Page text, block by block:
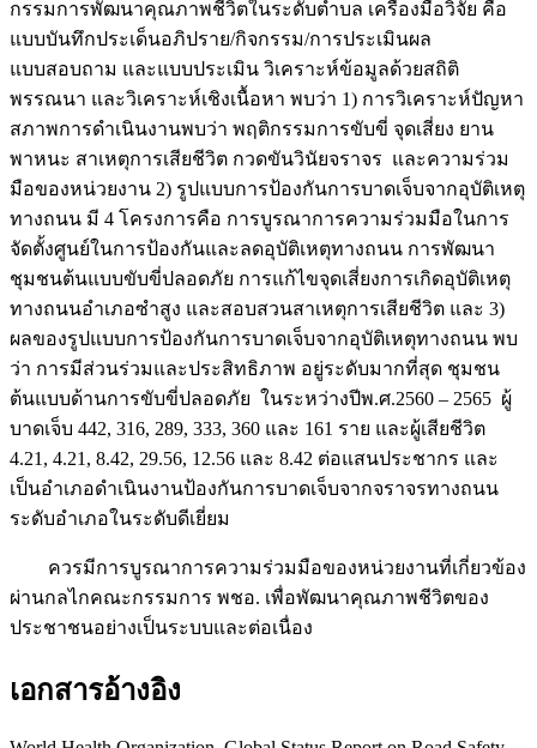
กรรมการพัฒนาคุณภาพชีวิตในระดับตำบล เครื่องมือวิจัย คือ
แบบบันทึกประเด็นอภิปราย/กิจกรรม/การประเมินผล
แบบสอบถาม และแบบประเมิน วิเคราะห์ข้อมูลด้วยสถิติ
พรรณนา และวิเคราะห์เชิงเนื้อหา พบว่า 1) การวิเคราะห์ปัญหา
สภาพการดำเนินงานพบว่า พฤติกรรมการขับขี่ จุดเสี่ยง ยาน
พาหนะ สาเหตุการเสียชีวิต กวดขันวินัยจราจร และความร่วม
มือของหน่วยงาน 2) รูปแบบการป้องกันการบาดเจ็บจากอุบัติเหตุ
ทางถนน มี 4 โครงการคือ การบูรณาการความร่วมมือในการ
จัดตั้งศูนย์ในการป้องกันและลดอุบัติเหตุทางถนน การพัฒนา
ชุมชนต้นแบบขับขี่ปลอดภัย การแก้ไขจุดเสี่ยงการเกิดอุบัติเหตุ
ทางถนนอำเภอซำสูง และสอบสวนสาเหตุการเสียชีวิต และ 3)
ผลของรูปแบบการป้องกันการบาดเจ็บจากอุบัติเหตุทางถนน พบ
ว่า การมีส่วนร่วมและประสิทธิภาพ อยู่ระดับมากที่สุด ชุมชน
ต้นแบบด้านการขับขี่ปลอดภัย ในระหว่างปีพ.ศ.2560 – 2565 ผู้
บาดเจ็บ 442, 316, 289, 333, 360 และ 161 ราย และผู้เสียชีวิต
4.21, 4.21, 8.42, 29.56, 12.56 และ 8.42 ต่อแสนประชากร และ
เป็นอำเภอดำเนินงานป้องกันการบาดเจ็บจากจราจรทางถนน
ระดับอำเภอในระดับดีเยี่ยม
ควรมีการบูรณาการความร่วมมือของหน่วยงานที่เกี่ยวข้อง
ผ่านกลไกคณะกรรมการ พชอ. เพื่อพัฒนาคุณภาพชีวิตของ
ประชาชนอย่างเป็นระบบและต่อเนื่อง
เอกสารอ้างอิง